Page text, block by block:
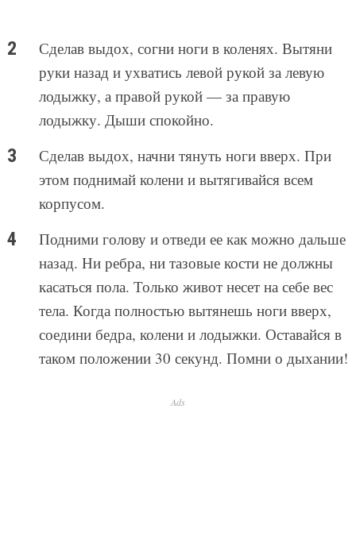
Сделав выдох, согни ноги в коленях. Вытяни
руки назад и ухватись левой рукой за левую
лодыжку, а правой рукой — за правую
лодыжку. Дыши спокойно.
Сделав выдох, начни тянуть ноги вверх. При
этом поднимай колени и вытягивайся всем
корпусом.
Подними голову и отведи ее как можно дальше
назад. Ни ребра, ни тазовые кости не должны
касаться пола. Только живот несет на себе вес
тела. Когда полностью вытянешь ноги вверх,
соедини бедра, колени и лодыжки. Оставайся в
таком положении 30 секунд. Помни о дыхании!
Ads